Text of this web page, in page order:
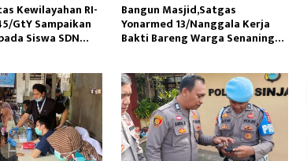
Kewilayahan RI-
GtY Sampaikan
Siswa SDN
Bangun Masjid,Satgas
Yonarmed 13/Nanggala Kerja
Bakti Bareng Warga Senaning